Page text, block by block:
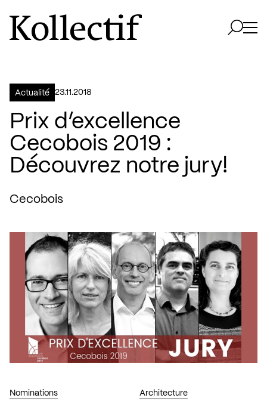
Aller à la page d'accueil
Logo Kollectif
Actualité 23.11.2018
Prix d’excellence
Cecobois 2019 :
Découvrez notre jury!
Cecobois
Nominations
Architecture